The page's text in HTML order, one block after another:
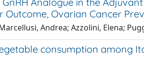
Outcome, Ovarian Cancer
Andrea; Azzolini, Elena;
consumption among